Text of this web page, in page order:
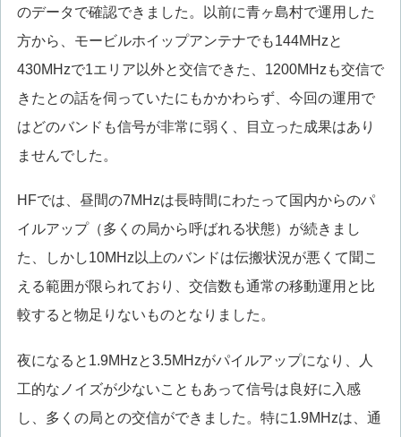
のデータで確認できました。以前に青ヶ島村で運用した
方から、モービルホイップアンテナでも144MHzと
430MHzで1エリア以外と交信できた、1200MHzも交信で
きたとの話を伺っていたにもかかわらず、今回の運用で
はどのバンドも信号が非常に弱く、目立った成果はあり
ませんでした。
HFでは、昼間の7MHzは長時間にわたって国内からのパ
イルアップ（多くの局から呼ばれる状態）が続きまし
た、しかし10MHz以上のバンドは伝搬状況が悪くて聞こ
える範囲が限られており、交信数も通常の移動運用と比
較すると物足りないものとなりました。
夜になると1.9MHzと3.5MHzがパイルアップになり、人
工的なノイズが少ないこともあって信号は良好に入感
し、多くの局との交信ができました。特に1.9MHzは、通